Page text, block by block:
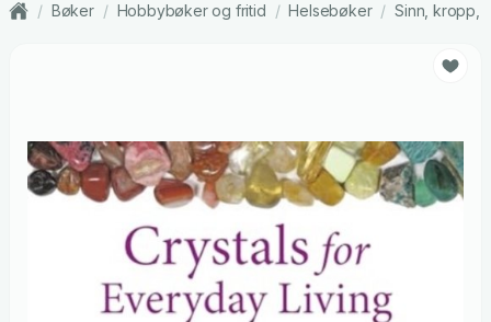
/ Bøker / Hobbybøker og fritid / Helsebøker / Sinn, kropp,